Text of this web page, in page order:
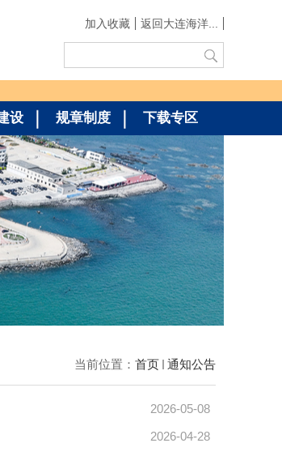
加入收藏 返回大连海洋...
设 规章制度 下载专区
当前位置： 首页 通知公告
2026-05-08
2026-04-28